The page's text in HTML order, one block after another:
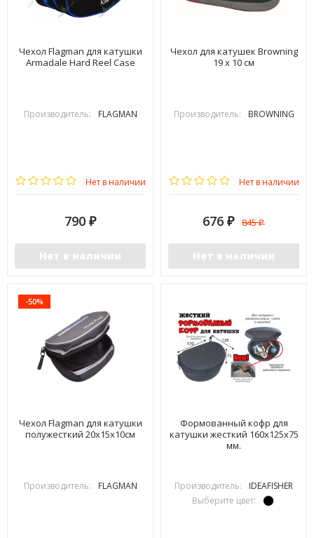
Чехол Flagman для катушки
Armadale Hard Reel Case
Производитель: FLAGMAN
Нет в наличии
790 ₽
Нет в наличии
Чехол для катушек Browning
19 x 10 см
Производитель: BROWNING
Нет в наличии
676 ₽ 845₽
Нет в наличии
-50%
Чехол Flagman для катушки
полужесткий 20х15х10см
Производитель: FLAGMAN
Формованный кофр для
катушки жесткий 160х125х75
мм.
Производитель:
IDEAFISHER
Выберите цвет: